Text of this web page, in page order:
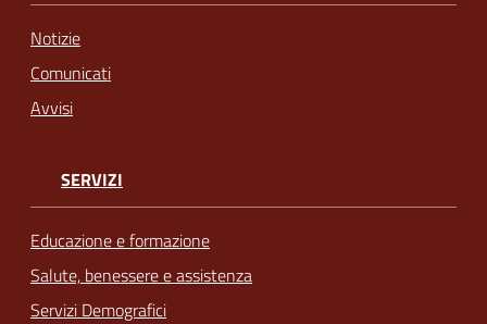
Notizie
Comunicati
Avvisi
SERVIZI
Educazione e formazione
Salute, benessere e assistenza
Servizi Demografici